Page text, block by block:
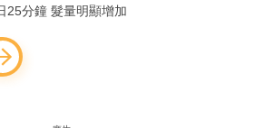
25分鐘 髮量明顯增加